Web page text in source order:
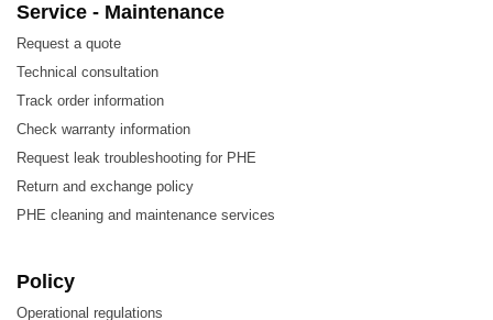
Service - Maintenance
Request a quote
Technical consultation
Track order information
Check warranty information
Request leak troubleshooting for PHE
Return and exchange policy
PHE cleaning and maintenance services
Policy
Operational regulations